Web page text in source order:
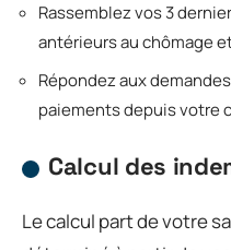
Rassemblez vos 3
antérieurs au chômage
Répondez aux
paiements depuis votre
Calcul des
Le calcul part de votre